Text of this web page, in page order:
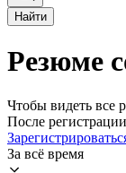
Найти
Резюме
Чтобы видеть все
После
За всё время